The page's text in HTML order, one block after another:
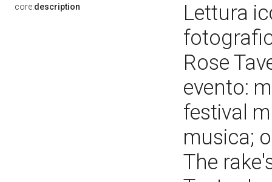
core:description
Lettura
Rose
evento:
festival
musica;
The